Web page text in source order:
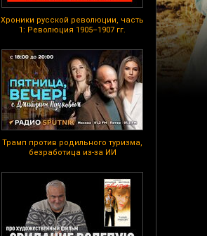
Хроники русской революции, часть
1: Революция 1905–1907 гг.
Трамп против родильного туризма,
безработица из-за ИИ